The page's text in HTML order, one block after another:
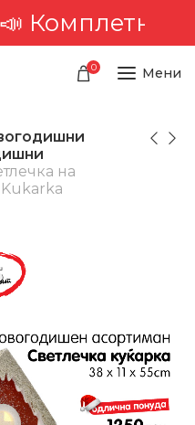
Комплетна
0 Мени
на
Kukarka